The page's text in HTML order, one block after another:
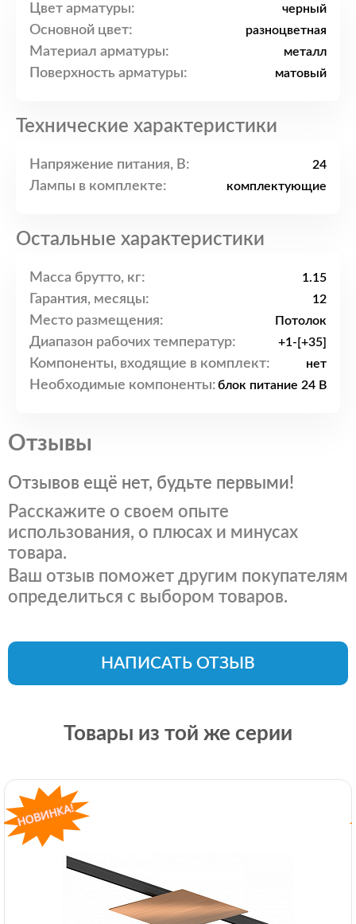
Цвет арматуры: черный
Основной цвет: разноцветная
Материал арматуры: металл
Поверхность арматуры: матовый
Технические характеристики
Напряжение питания, В: 24
Лампы в комплекте: комплектующие
Остальные характеристики
Масса брутто, кг: 1.15
Гарантия, месяцы: 12
Место размещения: Потолок
Диапазон рабочих температур: +1-[+35]
Компоненты, входящие в комплект: нет
Необходимые компоненты:блок питание 24 В
Отзывы
Отзывов ещё нет, будьте первыми!
Расскажите о своем опыте
использования, о плюсах и минусах
товара.
Ваш отзыв поможет другим покупателям
определиться с выбором товаров.
НАПИСАТЬ ОТЗЫВ
Товары из той же серии